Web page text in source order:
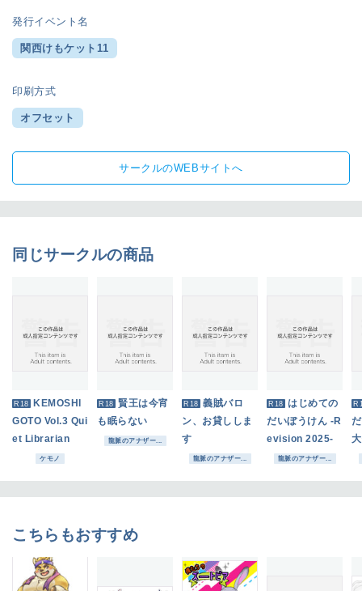
発行イベント名
関西けもケット11
印刷方式
オフセット
サークルのWEBサイトへ
同じサークルの商品
R18 KEMOSHI
GOTO Vol.3 Qui
et Librarian
ケモノ
R18 賢王は今宵
も眠らない
龍脈のアナザー...
R18 義賊バロ
ン、お貸ししま
す
龍脈のアナザー...
R18 はじめての
だいぼうけん -R
evision 2025-
龍脈のアナザー...
こちらもおすすめ